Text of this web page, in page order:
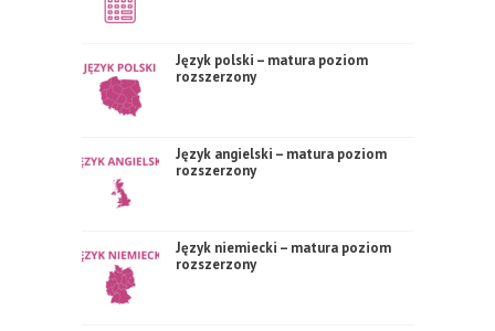
Język polski – matura poziom
rozszerzony
Język angielski – matura poziom
rozszerzony
Język niemiecki – matura poziom
rozszerzony